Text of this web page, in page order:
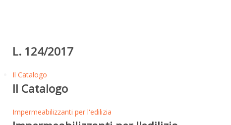
L. 124/2017
Il Catalogo
Il Catalogo
Impermeabilizzanti per l'edilizia